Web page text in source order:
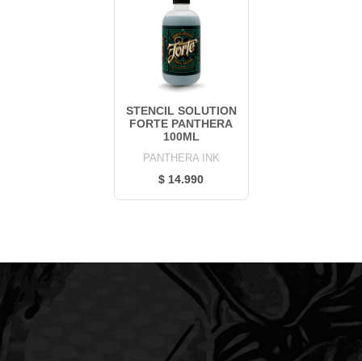
STENCIL SOLUTION
FORTE PANTHERA
100ML
PANTHERA INK
$ 14.990